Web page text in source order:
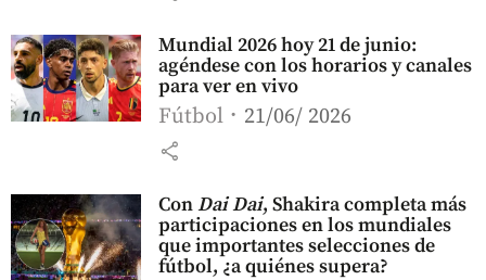
Mundial 2026 hoy 21 de junio:
agéndese con los horarios y canales
para ver en vivo
Fútbol 21/06/ 2026
share
ConDai Dai, Shakira completa más
participaciones en los mundiales
que importantes selecciones de
fútbol, ¿a quiénes supera?